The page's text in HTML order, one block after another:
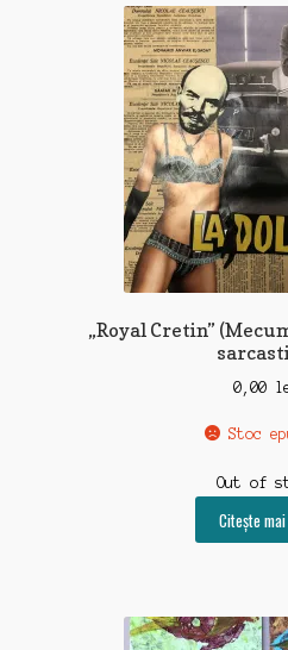
„Royal Cretin”
0,00
Stoc
Out of
Citește